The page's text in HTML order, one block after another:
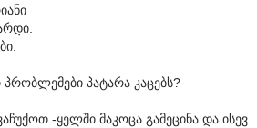
პატარა კაცებს?
ყელში მაკოცა გამეცინა და ისევ